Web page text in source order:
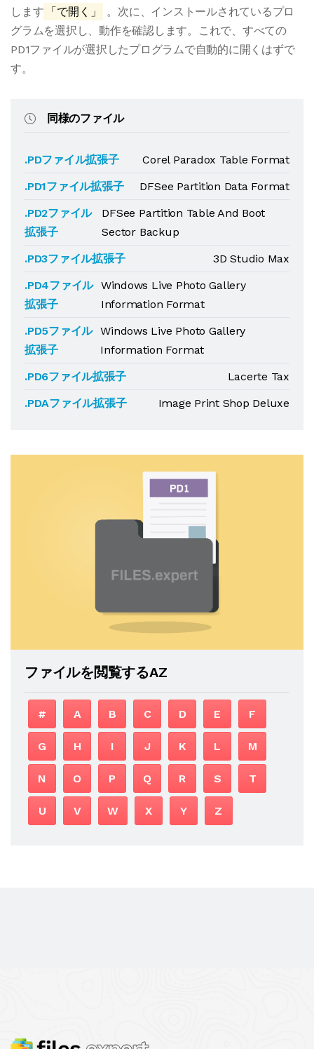
します
「で開く」
。次に、インストールされているプロ
グラムを選択し、動作を確認します。これで、すべての
PD1ファイルが選択したプログラムで自動的に開くはずで
す。
同様のファイル
.PDファイル拡張子
Corel Paradox Table Format
.PD1ファイル拡張子
DFSee Partition Data Format
.PD2ファイル
拡張子
DFSee Partition Table And Boot
Sector Backup
.PD3ファイル拡張子
3D Studio Max
.PD4ファイル
拡張子
Windows Live Photo Gallery
Information Format
.PD5ファイル
拡張子
Windows Live Photo Gallery
Information Format
.PD6ファイル拡張子
Lacerte Tax
.PDAファイル拡張子
Image Print Shop Deluxe
ファイルを閲覧するAZ
# A B C D E F
G H I J K L M
N O P Q R S T
U V W X Y Z